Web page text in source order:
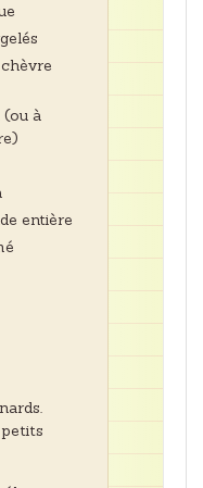
(ou à
entière